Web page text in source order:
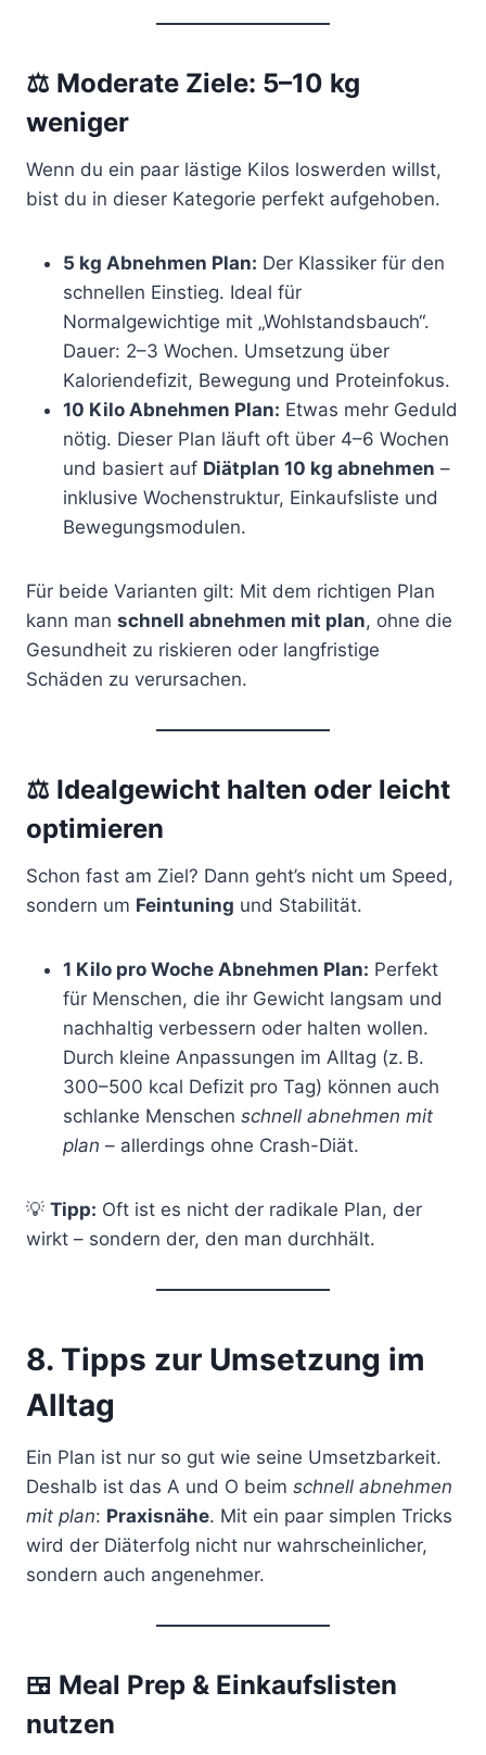
⚖️ Moderate Ziele: 5–10 kg
weniger
Wenn du ein paar lästige Kilos loswerden willst,
bist du in dieser Kategorie perfekt aufgehoben.
5 kg Abnehmen Plan: Der Klassiker für den
schnellen Einstieg. Ideal für
Normalgewichtige mit „Wohlstandsbauch“.
Dauer: 2–3 Wochen. Umsetzung über
Kaloriendefizit, Bewegung und Proteinfokus.
10 Kilo Abnehmen Plan: Etwas mehr Geduld
nötig. Dieser Plan läuft oft über 4–6 Wochen
und basiert auf Diätplan 10 kg abnehmen –
inklusive Wochenstruktur, Einkaufsliste und
Bewegungsmodulen.
Für beide Varianten gilt: Mit dem richtigen Plan
kann man schnell abnehmen mit plan, ohne die
Gesundheit zu riskieren oder langfristige
Schäden zu verursachen.
⚖️ Idealgewicht halten oder leicht
optimieren
Schon fast am Ziel? Dann geht’s nicht um Speed,
sondern um Feintuning und Stabilität.
1 Kilo pro Woche Abnehmen Plan: Perfekt
für Menschen, die ihr Gewicht langsam und
nachhaltig verbessern oder halten wollen.
Durch kleine Anpassungen im Alltag (z. B.
300–500 kcal Defizit pro Tag) können auch
schlanke Menschen schnell abnehmen mit
plan – allerdings ohne Crash-Diät.
💡 Tipp: Oft ist es nicht der radikale Plan, der
wirkt – sondern der, den man durchhält.
8. Tipps zur Umsetzung im
Alltag
Ein Plan ist nur so gut wie seine Umsetzbarkeit.
Deshalb ist das A und O beim schnell abnehmen
mit plan: Praxisnähe. Mit ein paar simplen Tricks
wird der Diäterfolg nicht nur wahrscheinlicher,
sondern auch angenehmer.
🍱 Meal Prep & Einkaufslisten
nutzen